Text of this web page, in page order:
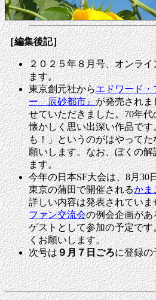
［編集後記］
２０２５年８月号、オンラ
ます。
東京創元社からエドワード・
ー 辰砂都市』が発売されま
せていただきました。70年
懐かしく思い出深い作品で
も！」というのがはやって
願いします。なお、ぼくの解
ます。
今年の日本SF大会は、8月30
東京の蒲田で開催されるかま
詳しい内容は発表されてい
ファン交流会の例会企画が
ゲストとして参加の予定で
くお願いします。
次号は９月７日ごろに登録の